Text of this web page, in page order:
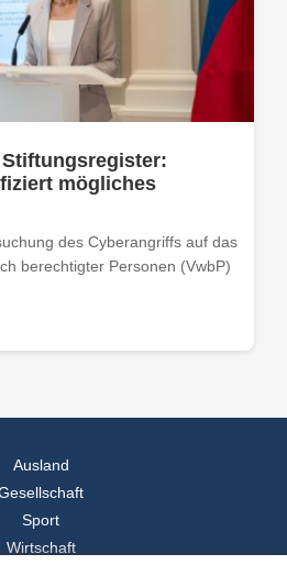
mögliches
des Cyberangriffs auf das
berechtigter Personen (VwbP)
Ausland
Sport
Wirtschaft